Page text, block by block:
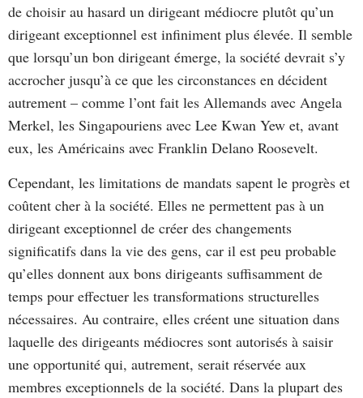
de choisir au hasard un dirigeant médiocre plutôt qu’un
dirigeant exceptionnel est infiniment plus élevée. Il semble
que lorsqu’un bon dirigeant émerge, la société devrait s’y
accrocher jusqu’à ce que les circonstances en décident
autrement – comme l’ont fait les Allemands avec Angela
Merkel, les Singapouriens avec Lee Kwan Yew et, avant
eux, les Américains avec Franklin Delano Roosevelt.
Cependant, les limitations de mandats sapent le progrès et
coûtent cher à la société. Elles ne permettent pas à un
dirigeant exceptionnel de créer des changements
significatifs dans la vie des gens, car il est peu probable
qu’elles donnent aux bons dirigeants suffisamment de
temps pour effectuer les transformations structurelles
nécessaires. Au contraire, elles créent une situation dans
laquelle des dirigeants médiocres sont autorisés à saisir
une opportunité qui, autrement, serait réservée aux
membres exceptionnels de la société. Dans la plupart des